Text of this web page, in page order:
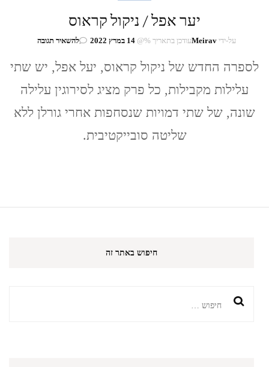
יער אפל / ניקול קראוס
על-ידיMeiravעודכן בתאריך %@14 במרץ 2022 להשאיר תגובהבנושא
אפל
ניקול
לספרה החדש של ניקול קראוס, יעל אפל, יש שתי
עלילות מקבילות, כל פרק מציג לסירוגין עלילה
שונה, של שתי דמויות שנסחפות אחרי גורלן ללא
שליטה סובייקטיבית.
חיפוש באתר זה
חיפוש: